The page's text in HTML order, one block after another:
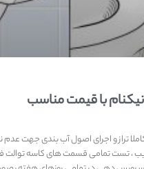
با قیمت مناسب
تراز و اجرای اصول آب بندی جهت عدم
، تست تمامی قسمت های کاسه